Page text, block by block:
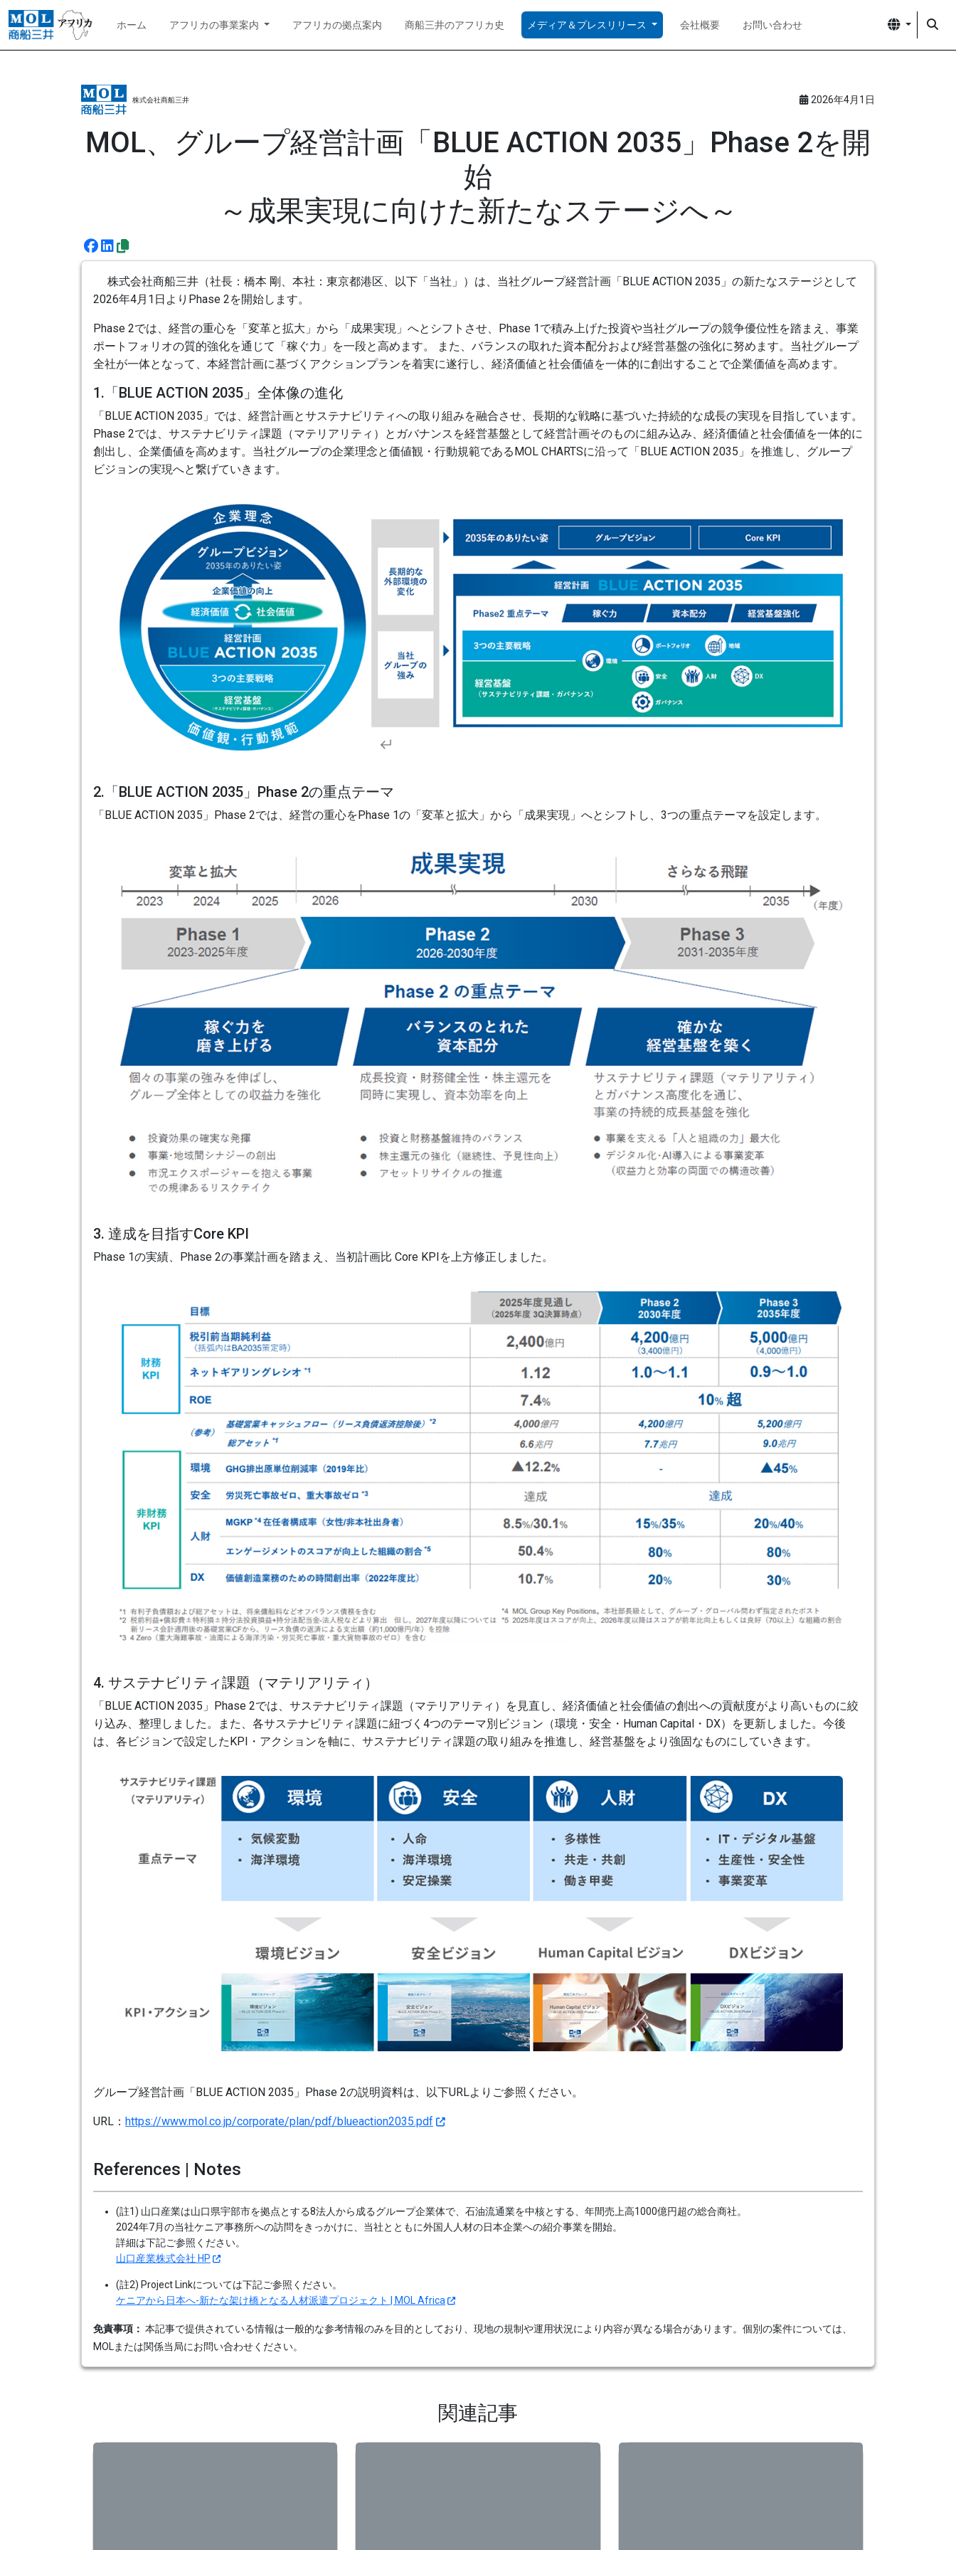
ホーム アフリカの事業案内 アフリカの拠点案内 商船三井のアフリカ史 メディア＆プレスリリース 会社概要 お問い合わせ
株式会社商船三井 2026年4月1日
MOL、グループ経営計画「BLUE ACTION 2035」Phase 2を開
始
～成果実現に向けた新たなステージへ～
株式会社商船三井（社長：橋本 剛、本社：東京都港区、以下「当社」）は、当社グループ経営計画「BLUE ACTION 2035」の新たなステージとして
2026年4月1日よりPhase 2を開始します。
Phase 2では、経営の重心を「変革と拡大」から「成果実現」へとシフトさせ、Phase 1で積み上げた投資や当社グループの競争優位性を踏まえ、事業
ポートフォリオの質的強化を通じて「稼ぐ力」を一段と高めます。 また、バランスの取れた資本配分および経営基盤の強化に努めます。当社グループ
全社が一体となって、本経営計画に基づくアクションプランを着実に遂行し、経済価値と社会価値を一体的に創出することで企業価値を高めます。
1.「BLUE ACTION 2035」全体像の進化
「BLUE ACTION 2035」では、経営計画とサステナビリティへの取り組みを融合させ、長期的な戦略に基づいた持続的な成長の実現を目指しています。
Phase 2では、サステナビリティ課題（マテリアリティ）とガバナンスを経営基盤として経営計画そのものに組み込み、経済価値と社会価値を一体的に
創出し、企業価値を高めます。当社グループの企業理念と価値観・行動規範であるMOL CHARTSに沿って「BLUE ACTION 2035」を推進し、グループ
ビジョンの実現へと繋げていきます。
2.「BLUE ACTION 2035」Phase 2の重点テーマ
「BLUE ACTION 2035」Phase 2では、経営の重心をPhase 1の「変革と拡大」から「成果実現」へとシフトし、3つの重点テーマを設定します。
3. 達成を目指すCore KPI
Phase 1の実績、Phase 2の事業計画を踏まえ、当初計画比 Core KPIを上方修正しました。
4. サステナビリティ課題（マテリアリティ）
「BLUE ACTION 2035」Phase 2では、サステナビリティ課題（マテリアリティ）を見直し、経済価値と社会価値の創出への貢献度がより高いものに絞
り込み、整理しました。また、各サステナビリティ課題に紐づく4つのテーマ別ビジョン（環境・安全・Human Capital・DX）を更新しました。今後
は、各ビジョンで設定したKPI・アクションを軸に、サステナビリティ課題の取り組みを推進し、経営基盤をより強固なものにしていきます。
グループ経営計画「BLUE ACTION 2035」Phase 2の説明資料は、以下URLよりご参照ください。
URL： https://www.mol.co.jp/corporate/plan/pdf/blueaction2035.pdf
References | Notes
(註1) 山口産業は山口県宇部市を拠点とする8法人から成るグループ企業体で、石油流通業を中核とする、年間売上高1000億円超の総合商社。
2024年7月の当社ケニア事務所への訪問をきっかけに、当社とともに外国人人材の日本企業への紹介事業を開始。
詳細は下記ご参照ください。
山口産業株式会社 HP
(註2) Project Linkについては下記ご参照ください。
ケニアから日本へ-新たな架け橋となる人材派遣プロジェクト | MOL Africa
免責事項： 本記事で提供されている情報は一般的な参考情報のみを目的としており、現地の規制や運用状況により内容が異なる場合があります。個別の案件については、
MOLまたは関係当局にお問い合わせください。
関連記事